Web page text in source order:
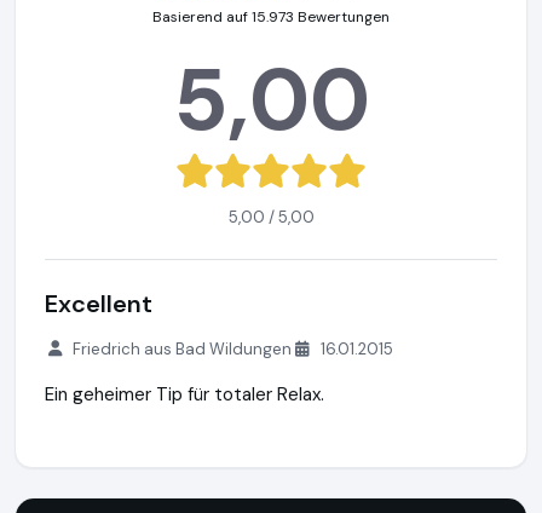
Basierend auf 15.973 Bewertungen
5,00
5,00 / 5,00
Excellent
Friedrich aus Bad Wildungen 16.01.2015
Ein geheimer Tip für totaler Relax.